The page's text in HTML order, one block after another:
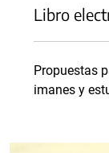
Libro
Propuestas
imanes y